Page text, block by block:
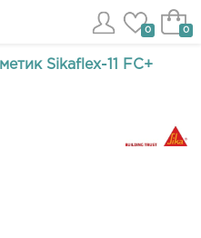
0 0
Sikaflex-11 FC+